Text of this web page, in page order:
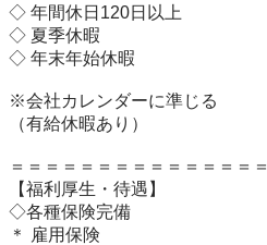
◇ 年間休日120日以上
◇ 夏季休暇
◇ 年末年始休暇
※会社カレンダーに準じる
（有給休暇あり）
＝＝＝＝＝＝＝＝＝＝＝＝＝＝＝
【福利厚生・待遇】
◇各種保険完備
＊ 雇用保険